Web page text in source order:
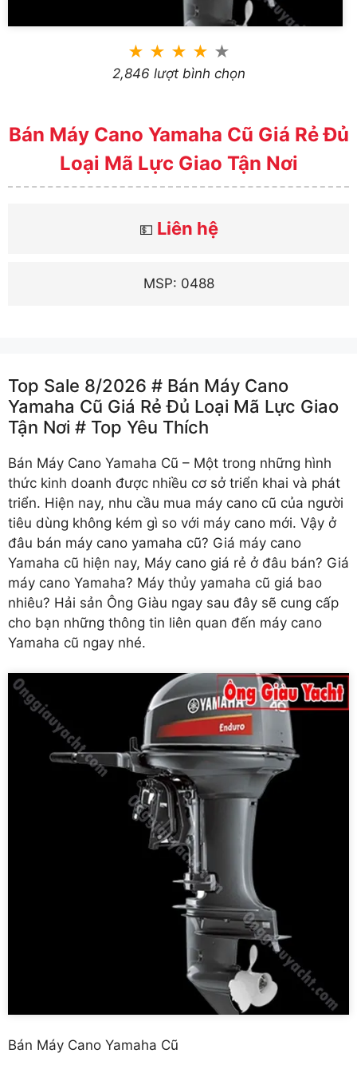
★ ★ ★ ★ ★
2,846 lượt bình chọn
Bán Máy Cano Yamaha Cũ Giá Rẻ Đủ
Loại Mã Lực Giao Tận Nơi
💵 Liên hệ
MSP: 0488
Top Sale 8/2026 # Bán Máy Cano
Yamaha Cũ Giá Rẻ Đủ Loại Mã Lực Giao
Tận Nơi # Top Yêu Thích
Bán Máy Cano Yamaha Cũ – Một trong những hình
thức kinh doanh được nhiều cơ sở triển khai và phát
triển. Hiện nay, nhu cầu mua máy cano cũ của người
tiêu dùng không kém gì so với máy cano mới. Vậy ở
đâu bán máy cano yamaha cũ? Giá máy cano
Yamaha cũ hiện nay, Máy cano giá rẻ ở đâu bán? Giá
máy cano Yamaha? Máy thủy yamaha cũ giá bao
nhiêu? Hải sản Ông Giàu ngay sau đây sẽ cung cấp
cho bạn những thông tin liên quan đến máy cano
Yamaha cũ ngay nhé.
Bán Máy Cano Yamaha Cũ